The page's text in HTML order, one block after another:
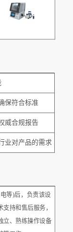
保符合标准
威合规报告
业对产品的需求
等)后，负责该设
持和售后服务，
立、熟练操作设备